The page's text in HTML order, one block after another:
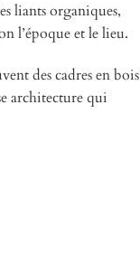
liants organiques,
l’époque et le lieu.
des cadres en bois
architecture qui